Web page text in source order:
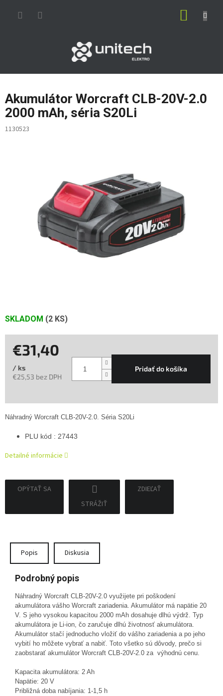
Akumulátor Worcraft CLB-20V-2.0
2000 mAh, séria S20Li
1130523
SKLADOM (2 KS)
€31,40
/ ks
€25,53 bez DPH
Pridať do košíka
Náhradný Worcraft CLB-20V-2.0. Séria S20Li
PLU kód : 27443
Detailné informácie
OPÝTAŤ SA
STRÁŽIŤ
ZDIEĽAŤ
Popis Diskusia
Podrobný popis
Náhradný Worcraft CLB-20V-2.0 využijete pri poškodení
akumulátora vášho Worcraft zariadenia. Akumulátor má napätie 20
V. S jeho vysokou kapacitou 2000 mAh dosahuje dlhú výdrž. Typ
akumulátora je Li-ion, čo zaručuje dlhú životnosť akumulátora.
Akumulátor stačí jednoducho vložiť do vášho zariadenia a po jeho
vybití ho môžete vybrať a nabiť. Toto všetko sú dôvody, prečo si
zaobstarať akumulátor Worcraft CLB-20V-2.0 za výhodnú cenu.
Kapacita akumulátora: 2 Ah
Napätie: 20 V
Približná doba nabíjania: 1-1,5 h